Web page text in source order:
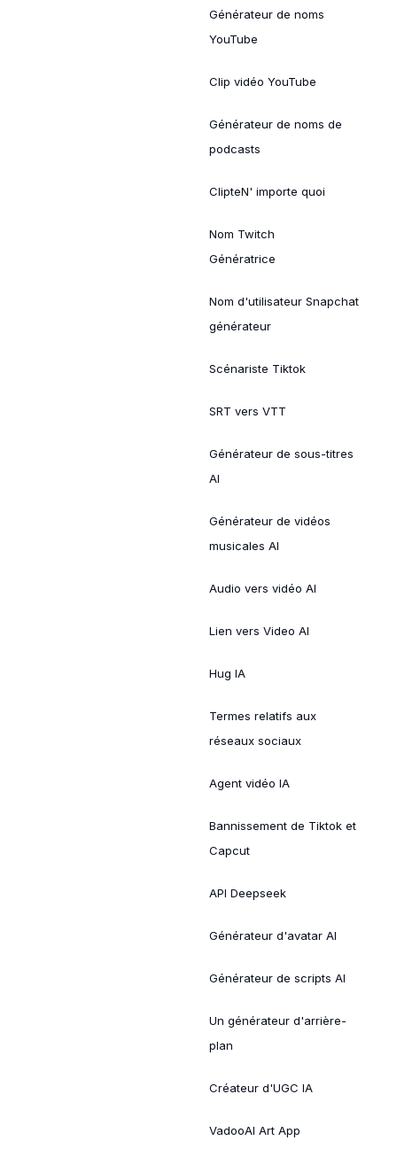
Générateur de noms
YouTube
Clip vidéo YouTube
Générateur de noms de
podcasts
ClipteN' importe quoi
Nom Twitch
Génératrice
Nom d'utilisateur Snapchat
générateur
Scénariste Tiktok
SRT vers VTT
Générateur de sous-titres
AI
Générateur de vidéos
musicales AI
Audio vers vidéo AI
Lien vers Video AI
Hug IA
Termes relatifs aux
réseaux sociaux
Agent vidéo IA
Bannissement de Tiktok et
Capcut
API Deepseek
Générateur d'avatar AI
Générateur de scripts AI
Un générateur d'arrière-
plan
Créateur d'UGC IA
VadooAI Art App